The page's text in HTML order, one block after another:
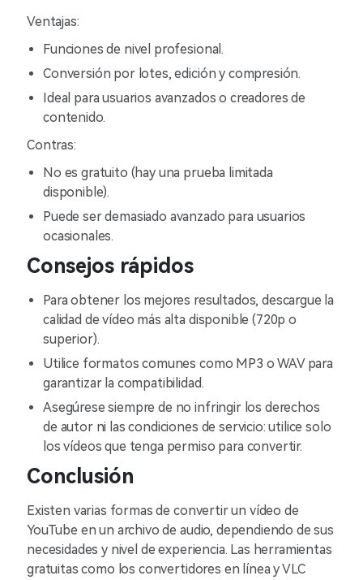
Ventajas:
Funciones de nivel profesional.
Conversión por lotes, edición y compresión.
Ideal para usuarios avanzados o creadores de
contenido.
Contras:
No es gratuito (hay una prueba limitada
disponible).
Puede ser demasiado avanzado para usuarios
ocasionales.
Consejos rápidos
Para obtener los mejores resultados, descargue la
calidad de vídeo más alta disponible (720p o
superior).
Utilice formatos comunes como MP3 o WAV para
garantizar la compatibilidad.
Asegúrese siempre de no infringir los derechos
de autor ni las condiciones de servicio: utilice solo
los vídeos que tenga permiso para convertir.
Conclusión
Existen varias formas de convertir un vídeo de
YouTube en un archivo de audio, dependiendo de sus
necesidades y nivel de experiencia. Las herramientas
gratuitas como los convertidores en línea y VLC